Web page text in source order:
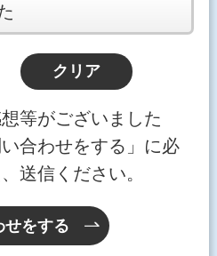
等がございました
合わせをする」に必
送信ください。
せをする